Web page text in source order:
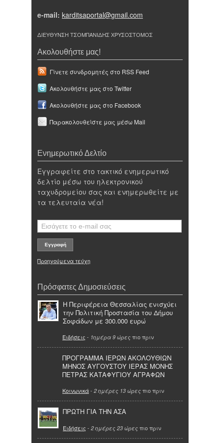
e-mail: karditsaportal@gmail.com
ΔΙΕΥΘΥΝΣΗ ΤΣΟΜΠΑΝΙΔΗΣ ΧΡΥΣΟΣΤΟΜΟΣ
Ακολουθήστε μας!
Γίνετε συνδρομητές στο RSS Feed
Ακολουθήστε μας στο Twitter
Ακολουθήστε μας στο Facebook
Παρακολουθείστε μας μέσω Mail
Ενημερωτικό Δελτίο
Εγγραφείτε στο τακτικό ενημερωτικό
δελτίο μέσω του ηλεκτρονικού
ταχυδρομείου σας και ενημερωθείτε με
τα τελευταία νέα!
Προηγούμενα τεύχη
Πρόσφατες Δημοσιεύσεις
Η Περιφέρεια Θεσσαλίας ενισχύει
την Πολιτική Προστασία του Δήμου
Σοφάδων με 300.000 ευρώ
Ειδήσεις - 1ημέρα 9 ώρες πιο πριν
ΠΡΟΓΡΑΜΜΑ ΙΕΡΩΝ ΑΚΟΛΟΥΘΙΩΝ
ΜΗΝΟΣ ΑΥΓΟΥΣΤΟΥ ΙΕΡΑΣ ΜΟΝΗΣ
ΠΕΤΡΑΣ ΚΑΤΑΦΥΓΙΟΥ ΑΓΡΑΦΩΝ
Κοινωνικά- 2 ημέρες 13 ώρες πιο πριν
ΠΡΩΤΗ ΓΙΑ ΤΗΝ ΑΣΑ
Ειδήσεις - 2 ημέρες 23 ώρες πιο πριν